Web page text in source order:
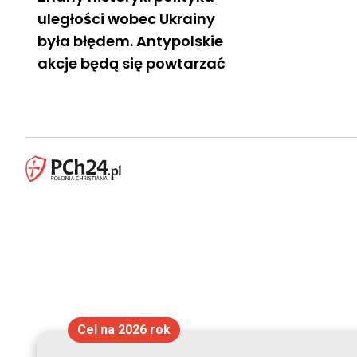
uległości wobec Ukrainy
była błędem. Antypolskie
akcje będą się powtarzać
Cel na 2026 rok